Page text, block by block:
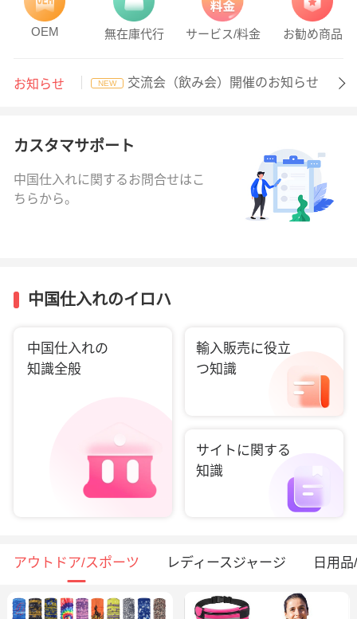
OEM 無在庫代行 サービス/料金 お勧め商品
お知らせ NEW 交流会（飲み会）開催のお知らせ
カスタマサポート
中国仕入れに関するお問合せはこ
ちらから。
中国仕入れのイロハ
中国仕入れの
知識全般
輸入販売に役立
つ知識
サイトに関する
知識
アウトドア/スポーツ レディースジャージ 日用